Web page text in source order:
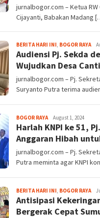
jurnalbogor.com – Ketua
Cijayanti, Babakan Madang
BERITA HARI INI, BOGOR RAYAAga
Audiensi Pj. Sekda
Wujudkan Desa
jurnalbogor.com – Pj.
Suryanto Putra terima
BOGOR RAYAAga
Alamanda
August 1, 2024
Harlah KNPI ke 51,
Anggaran Hibah
jurnalbogor.com – Pj.
Putra meminta agar KNPI
BERITA HARI INI, BOGOR RAYAAga
Antisipasi
Bergerak Cepat